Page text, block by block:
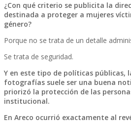
¿Con qué criterio se publicita la
destinada a proteger a mujeres
género?
Porque no se trata de un detalle
Se trata de seguridad.
Y en este tipo de políticas públicas,
fotografías suele ser una buena
priorizó la protección de las
institucional.
En Areco ocurrió exactamente al